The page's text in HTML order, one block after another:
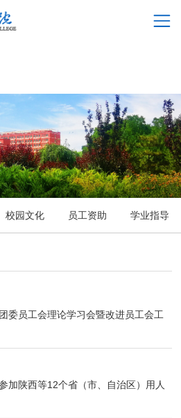
FIFA World Cup)-Official
website
校园文化 员工资助 学业指导
委员工会理论学习会暨改进员工会工
加陕西等12个省（市、自治区）用人